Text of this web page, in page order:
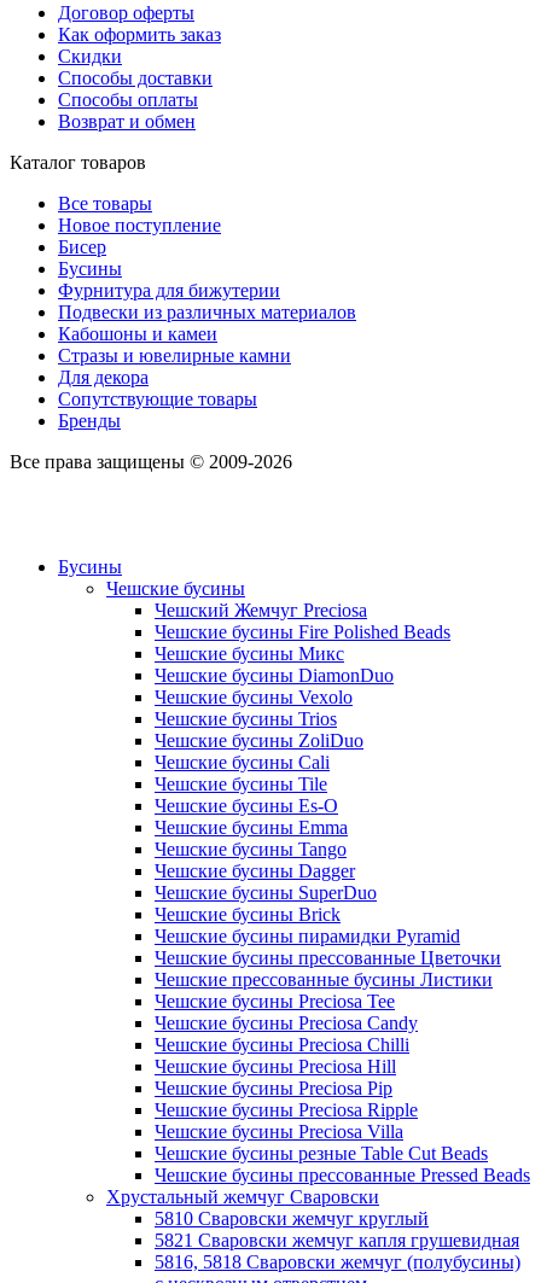
Договор оферты
Как оформить заказ
Скидки
Способы доставки
Способы оплаты
Возврат и обмен
Каталог товаров
Все товары
Новое поступление
Бисер
Бусины
Фурнитура для бижутерии
Подвески из различных материалов
Кабошоны и камеи
Стразы и ювелирные камни
Для декора
Сопутствующие товары
Бренды
Все права защищены © 2009-2026
Бусины
Чешские бусины
Чешский Жемчуг Preciosa
Чешские бусины Fire Polished Beads
Чешские бусины Микс
Чешские бусины DiamonDuo
Чешские бусины Vexolo
Чешские бусины Trios
Чешские бусины ZoliDuo
Чешские бусины Cali
Чешские бусины Tile
Чешские бусины Es-O
Чешские бусины Emma
Чешские бусины Tango
Чешские бусины Dagger
Чешские бусины SuperDuo
Чешские бусины Brick
Чешские бусины пирамидки Pyramid
Чешские бусины прессованные Цветочки
Чешские прессованные бусины Листики
Чешские бусины Preciosa Tee
Чешские бусины Preciosa Candy
Чешские бусины Preciosa Chilli
Чешские бусины Preciosa Hill
Чешские бусины Preciosa Pip
Чешские бусины Preciosa Ripple
Чешские бусины Preciosa Villa
Чешские бусины резные Table Cut Beads
Чешские бусины прессованные Pressed Beads
Хрустальный жемчуг Сваровски
5810 Сваровски жемчуг круглый
5821 Сваровски жемчуг капля грушевидная
5816, 5818 Сваровски жемчуг (полубусины)